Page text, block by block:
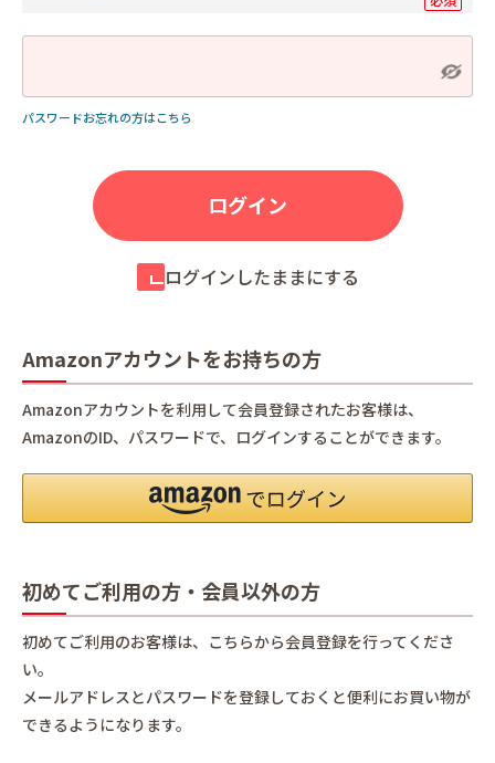
パスワードお忘れの方はこちら
ログインしたままにする
Amazonアカウントをお持ちの方
Amazonアカウントを利用して会員登録されたお客様は、
AmazonのID、パスワードで、ログインすることができます。
初めてご利用の方・会員以外の方
初めてご利用のお客様は、こちらから会員登録を行ってくださ
い。
メールアドレスとパスワードを登録しておくと便利にお買い物が
できるようになります。